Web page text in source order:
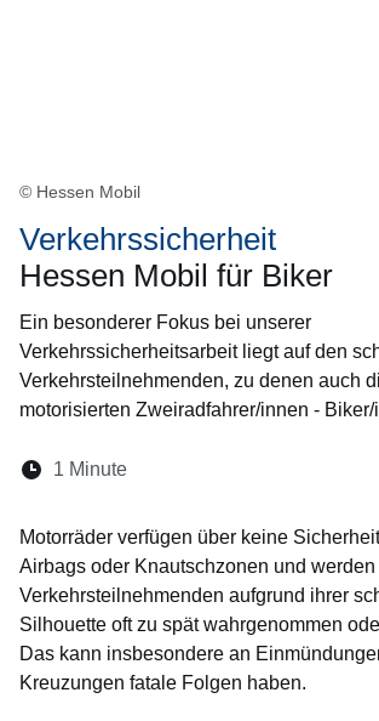
© Hessen Mobil
Verkehrssicherheit
Hessen Mobil für Biker
Ein besonderer Fokus bei unserer
Verkehrssicherheitsarbeit liegt auf den
Verkehrsteilnehmenden, zu denen auch
motorisierten Zweiradfahrer/innen - Biker/
Lesedauer:
1 Minute
Motorräder verfügen über keine
Airbags oder Knautschzonen und
Verkehrsteilnehmenden aufgrund ihrer
Silhouette oft zu spät wahrgenommen
Das kann insbesondere an
Kreuzungen fatale Folgen haben.